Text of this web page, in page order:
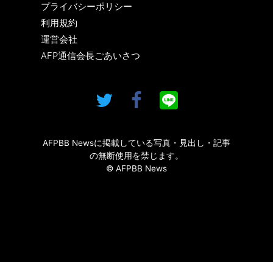
プライバシーポリシー
利用規約
運営会社
AFP通信会長ごあいさつ
AFPBB Newsに掲載している写真・見出し・記事
の無断使用を禁じます。
© AFPBB News